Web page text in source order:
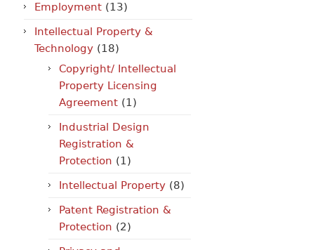
Employment (13)
Intellectual Property &
Technology (18)
Copyright/ Intellectual
Property Licensing
Agreement (1)
Industrial Design
Registration &
Protection (1)
Intellectual Property (8)
Patent Registration &
Protection (2)